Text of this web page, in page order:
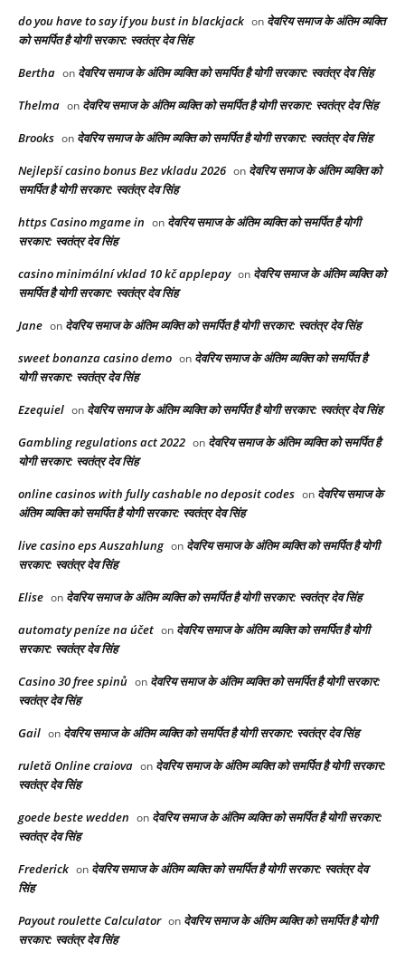
do you have to say if you bust in blackjack on देवरिय समाज के अंतिम व्यक्ति
को समर्पित है योगी सरकार: स्वतंत्र देव सिंह
Bertha on देवरिय समाज के अंतिम व्यक्ति को समर्पित है योगी सरकार: स्वतंत्र देव सिंह
Thelma on देवरिय समाज के अंतिम व्यक्ति को समर्पित है योगी सरकार: स्वतंत्र देव सिंह
Brooks on देवरिय समाज के अंतिम व्यक्ति को समर्पित है योगी सरकार: स्वतंत्र देव सिंह
Nejlepší casino bonus Bez vkladu 2026 on देवरिय समाज के अंतिम व्यक्ति को
समर्पित है योगी सरकार: स्वतंत्र देव सिंह
https Casino mgame in on देवरिय समाज के अंतिम व्यक्ति को समर्पित है योगी
सरकार: स्वतंत्र देव सिंह
casino minimální vklad 10 kč applepay on देवरिय समाज के अंतिम व्यक्ति को
समर्पित है योगी सरकार: स्वतंत्र देव सिंह
Jane on देवरिय समाज के अंतिम व्यक्ति को समर्पित है योगी सरकार: स्वतंत्र देव सिंह
sweet bonanza casino demo on देवरिय समाज के अंतिम व्यक्ति को समर्पित है
योगी सरकार: स्वतंत्र देव सिंह
Ezequiel on देवरिय समाज के अंतिम व्यक्ति को समर्पित है योगी सरकार: स्वतंत्र देव सिंह
Gambling regulations act 2022 on देवरिय समाज के अंतिम व्यक्ति को समर्पित है
योगी सरकार: स्वतंत्र देव सिंह
online casinos with fully cashable no deposit codes on देवरिय समाज के
अंतिम व्यक्ति को समर्पित है योगी सरकार: स्वतंत्र देव सिंह
live casino eps Auszahlung on देवरिय समाज के अंतिम व्यक्ति को समर्पित है योगी
सरकार: स्वतंत्र देव सिंह
Elise on देवरिय समाज के अंतिम व्यक्ति को समर्पित है योगी सरकार: स्वतंत्र देव सिंह
automaty peníze na účet on देवरिय समाज के अंतिम व्यक्ति को समर्पित है योगी
सरकार: स्वतंत्र देव सिंह
Casino 30 free spinů on देवरिय समाज के अंतिम व्यक्ति को समर्पित है योगी सरकार:
स्वतंत्र देव सिंह
Gail on देवरिय समाज के अंतिम व्यक्ति को समर्पित है योगी सरकार: स्वतंत्र देव सिंह
ruletă Online craiova on देवरिय समाज के अंतिम व्यक्ति को समर्पित है योगी सरकार:
स्वतंत्र देव सिंह
goede beste wedden on देवरिय समाज के अंतिम व्यक्ति को समर्पित है योगी सरकार:
स्वतंत्र देव सिंह
Frederick on देवरिय समाज के अंतिम व्यक्ति को समर्पित है योगी सरकार: स्वतंत्र देव
सिंह
Payout roulette Calculator on देवरिय समाज के अंतिम व्यक्ति को समर्पित है योगी
सरकार: स्वतंत्र देव सिंह